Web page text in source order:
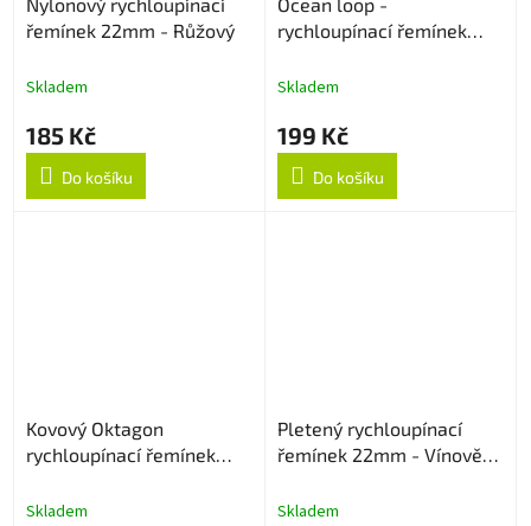
řemínek 22mm - Růžový
Skladem
185 Kč
Do košíku
rychloupínací řemínek
Skladem
199 Kč
Do košíku
Kovový Oktagon
rychloupínací řemínek
Skladem
Pletený rychloupínací
řemínek 22mm - Vínově
Skladem